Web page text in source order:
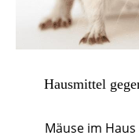
Hausmittel
Mäuse im